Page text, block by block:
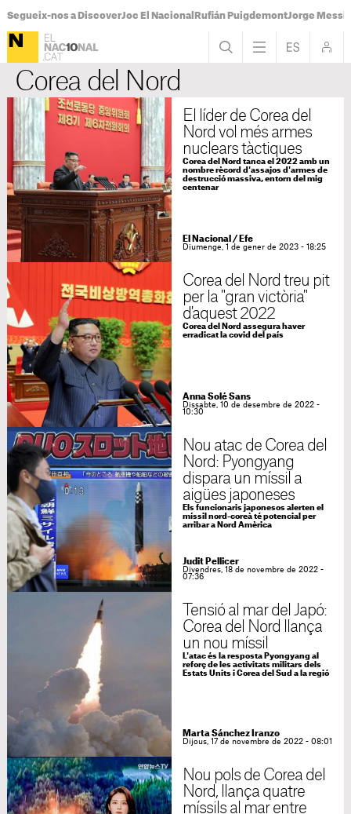
Segueix-nos a DiscoverJoc El Nacional Rufián PuigdemontJorge Messi
Corea del Nord
El líder de Corea del
Nord vol més armes
nuclears tàctiques
Corea del Nord tanca el 2022 amb un
nombre rècord d'assajos d'armes de
destrucció massiva, entorn del mig
centenar
El Nacional / Efe
Diumenge, 1 de gener de 2023 - 18:25
Corea del Nord treu pit
per la "gran victòria"
d'aquest 2022
Corea del Nord assegura haver
erradicat la covid del país
Anna Solé Sans
Dissabte, 10 de desembre de 2022 -
10:30
Nou atac de Corea del
Nord: Pyongyang
dispara un míssil a
aigües japoneses
Els funcionaris japonesos alerten el
míssil nord-coreà té potencial per
arribar a Nord Amèrica
Judit Pellicer
Divendres, 18 de novembre de 2022 -
07:36
Tensió al mar del Japó:
Corea del Nord llança
un nou míssil
L'atac és la resposta Pyongyang al
reforç de les activitats militars dels
Estats Units i Corea del Sud a la regió
Marta Sánchez Iranzo
Dijous, 17 de novembre de 2022 - 08:01
Nou pols de Corea del
Nord, llança quatre
míssils al mar entre